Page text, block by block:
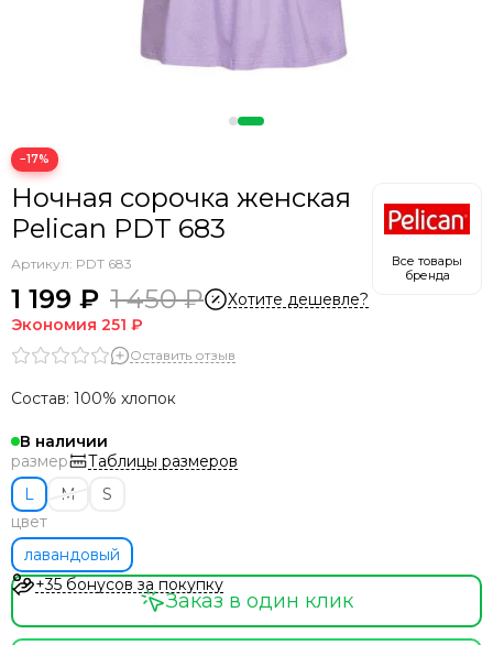
−17%
Ночная сорочка женская
Pelican PDT 683
Артикул: PDT 683
1 199 ₽ 1 450 ₽
Экономия 251 ₽
Хотите дешевле?
Все товары
бренда
Оставить отзыв
Состав: 100% хлопок
В наличии
размер
Таблицы размеров
L
M
S
цвет
лавандовый
+35 бонусов за покупку
Заказ в один клик